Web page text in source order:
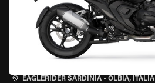
EAGLERIDER SARDINIA • OLBIA, ITALIA